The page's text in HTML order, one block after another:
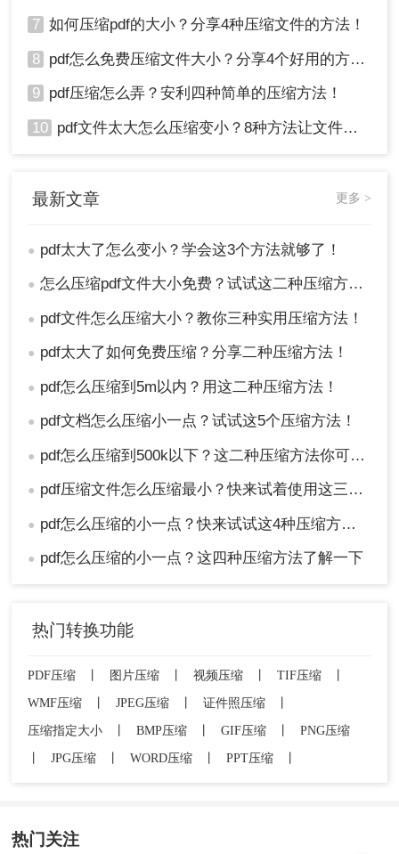
7 如何压缩pdf的大小？分享4种压缩文件的方法！
8 pdf怎么免费压缩文件大小？分享4个好用的方法，简单又快捷！
9 pdf压缩怎么弄？安利四种简单的压缩方法！
10 pdf文件太大怎么压缩变小？8种方法让文件轻松"瘦身"！
最新文章 更多 >
● pdf太大了怎么变小？学会这3个方法就够了！
● 怎么压缩pdf文件大小免费？试试这二种压缩方法！
● pdf文件怎么压缩大小？教你三种实用压缩方法！
● pdf太大了如何免费压缩？分享二种压缩方法！
● pdf怎么压缩到5m以内？用这二种压缩方法！
● pdf文档怎么压缩小一点？试试这5个压缩方法！
● pdf怎么压缩到500k以下？这二种压缩方法你可以轻松学会！
● pdf压缩文件怎么压缩最小？快来试着使用这三种压缩方法！
● pdf怎么压缩的小一点？快来试试这4种压缩方法！
● pdf怎么压缩的小一点？这四种压缩方法了解一下
热门转换功能
PDF压缩 图片压缩 视频压缩 TIF压缩
WMF压缩
JPEG压缩 证件照压缩
压缩指定大小
BMP压缩 GIF压缩
PNG压缩
JPG压缩 WORD压缩 PPT压缩
热门关注